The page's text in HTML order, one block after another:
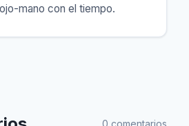
mano con el tiempo.